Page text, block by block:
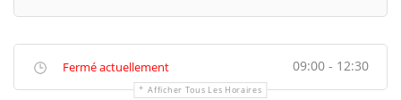
Fermé actuellement 09:00 - 12:30
Afficher Tous Les Horaires